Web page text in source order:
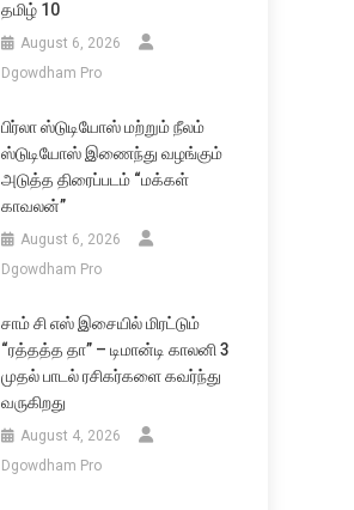
தமிழ் 10
August 6, 2026
Dgowdham Pro
பிர்லா ஸ்டுடியோஸ் மற்றும் நீலம்
ஸ்டுடியோஸ் இணைந்து வழங்கும்
அடுத்த திரைப்படம் “மக்கள்
காவலன்”
August 6, 2026
Dgowdham Pro
சாம் சி எஸ் இசையில் மிரட்டும்
“ரத்தத்த தா” – டிமான்டி காலனி 3
முதல் பாடல் ரசிகர்களை கவர்ந்து
வருகிறது
August 4, 2026
Dgowdham Pro